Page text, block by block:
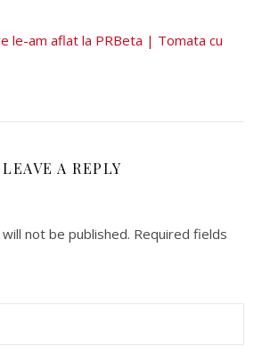
le-am aflat la PRBeta | Tomata cu
LEAVE A REPLY
not be published. Required fields